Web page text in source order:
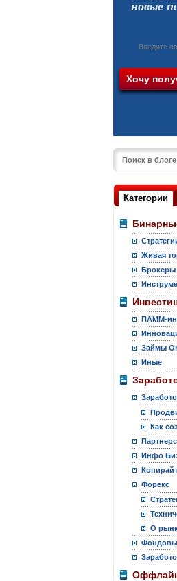
новые
Категории
Живая
Брокеры
ПАММ-
Займы
Иные
Как
Инфо
Форекс
О